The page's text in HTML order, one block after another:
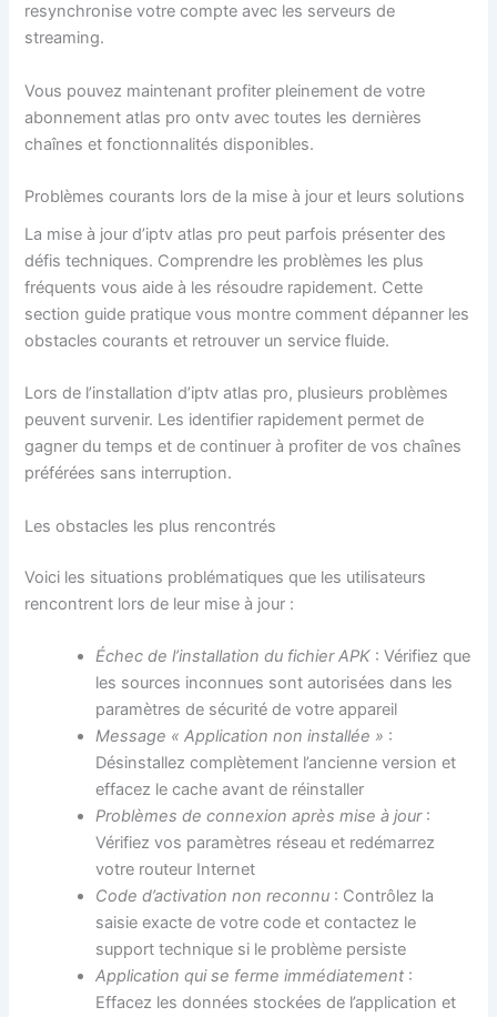
resynchronise votre compte avec les serveurs de
streaming.
Vous pouvez maintenant profiter pleinement de votre
abonnement atlas pro ontv avec toutes les dernières
chaînes et fonctionnalités disponibles.
Problèmes courants lors de la mise à jour et leurs solutions
La mise à jour d’iptv atlas pro peut parfois présenter des
défis techniques. Comprendre les problèmes les plus
fréquents vous aide à les résoudre rapidement. Cette
section guide pratique vous montre comment dépanner les
obstacles courants et retrouver un service fluide.
Lors de l’installation d’iptv atlas pro, plusieurs problèmes
peuvent survenir. Les identifier rapidement permet de
gagner du temps et de continuer à profiter de vos chaînes
préférées sans interruption.
Les obstacles les plus rencontrés
Voici les situations problématiques que les utilisateurs
rencontrent lors de leur mise à jour :
Échec de l’installation du fichier APK : Vérifiez que
les sources inconnues sont autorisées dans les
paramètres de sécurité de votre appareil
Message « Application non installée » :
Désinstallez complètement l’ancienne version et
effacez le cache avant de réinstaller
Problèmes de connexion après mise à jour:
Vérifiez vos paramètres réseau et redémarrez
votre routeur Internet
Code d’activation non reconnu : Contrôlez la
saisie exacte de votre code et contactez le
support technique si le problème persiste
Application qui se ferme immédiatement :
Effacez les données stockées de l’application et